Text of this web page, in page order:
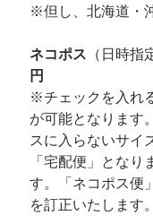
※但し、北海道・
ネコポス （日時指
円
※チェックを入れ
が可能となります
スに入らないサイ
「宅配便」となり
す。「ネコポス便
を訂正いたします